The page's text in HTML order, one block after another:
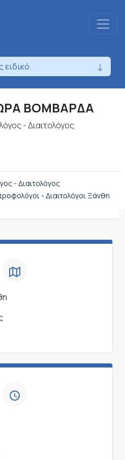
ειδικό
ΒΟΜΒΑΡΔΑ
- Διαιτολόγος
- Διαιτολόγος
- Διαιτολόγοι Ξάνθη